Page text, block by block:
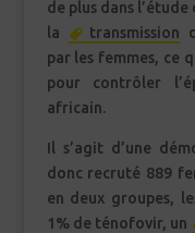
de plus dans
la
transmission
par les femmes, ce
pour contrôler
africain.
Il s’agit d’une
donc recruté 889
en deux groupes,
1% de ténofovir, un